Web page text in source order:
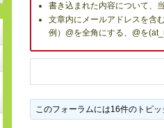
書き込まれた内容について、
文章内にメールアドレスを含
例）@を全角にする、@を
このフォーラムには16件のトピ